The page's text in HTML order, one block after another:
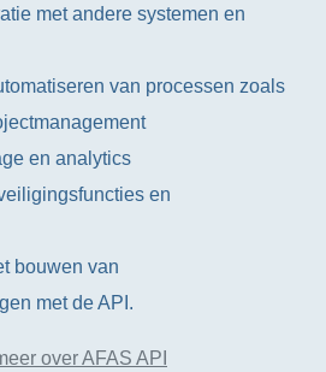
met andere systemen en
van processen zoals
en analytics
en
bouwen van
met de API.
over AFAS API